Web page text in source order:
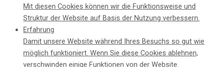
Mit diesen Cookies können wir die Funktionsweise und
Struktur der Website auf Basis der Nutzung verbessern.
Erfahrung
Damit unsere Website während Ihres Besuchs so gut wie
möglich funktioniert. Wenn Sie diese Cookies ablehnen,
verschwinden einige Funktionen von der Website.